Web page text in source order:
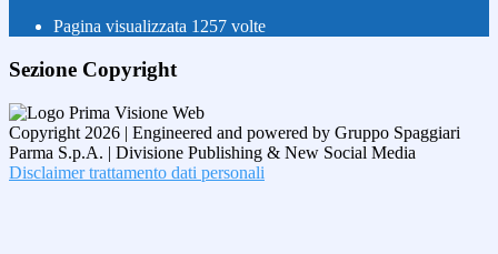
Pagina visualizzata 1257 volte
Sezione Copyright
Copyright 2026 | Engineered and powered by Gruppo Spaggiari
Parma S.p.A. | Divisione Publishing & New Social Media
Disclaimer trattamento dati personali